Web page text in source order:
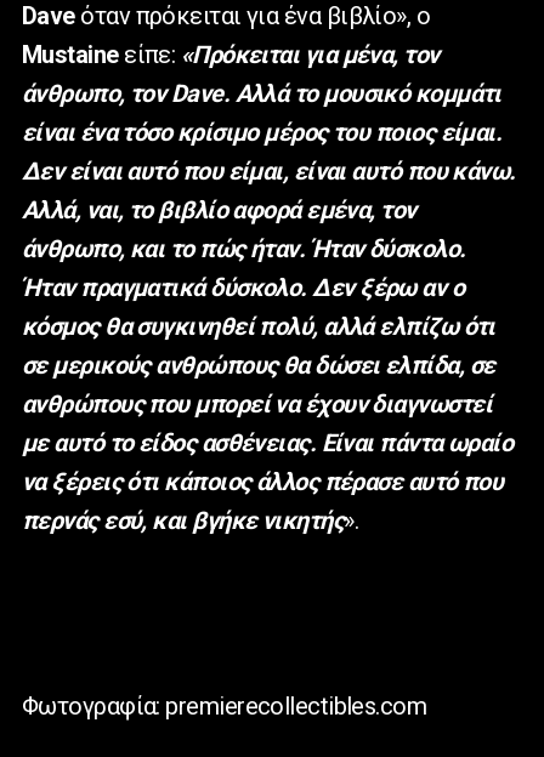
Dave όταν πρόκειται για ένα βιβλίο», ο
Mustaineείπε: «Πρόκειται για μένα, τον
άνθρωπο, τονDave. Αλλά το μουσικό κομμάτι
είναι ένα τόσο κρίσιμο μέρος του ποιος είμαι.
Δεν είναι αυτό που είμαι, είναι αυτό που κάνω.
Αλλά, ναι, το βιβλίο αφορά εμένα, τον
άνθρωπο, και το πώς ήταν. Ήταν δύσκολο.
Ήταν πραγματικά δύσκολο. Δεν ξέρω αν ο
κόσμος θα συγκινηθεί πολύ, αλλά ελπίζω ότι
σε μερικούς ανθρώπους θα δώσει ελπίδα, σε
ανθρώπους που μπορεί να έχουν διαγνωστεί
με αυτό το είδος ασθένειας. Είναι πάντα ωραίο
να ξέρεις ότι κάποιος άλλος πέρασε αυτό που
περνάς εσύ, και βγήκε νικητής».
Φωτογραφία: premierecollectibles.com